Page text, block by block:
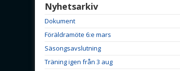
Nyhetsarkiv
Dokument
Föräldramöte 6:e mars
Säsongsavslutning
Träning igen från 3 aug